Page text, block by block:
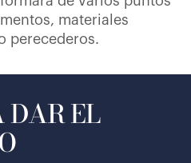
materiales
perecederos.
EL